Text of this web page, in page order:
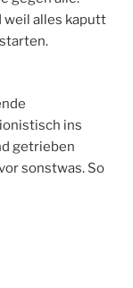
weil alles kaputt
ins
getrieben
sonstwas. So